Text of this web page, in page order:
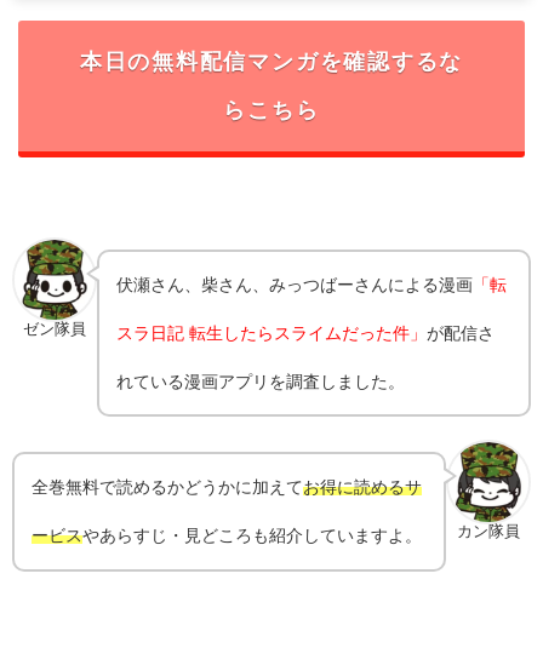
本日の無料配信マンガを確認するな
らこちら
ゼン隊員
伏瀬さん、柴さん、みっつばーさんによる漫画 「転
スラ日記 転生したらスライムだった件」が配信さ
れている漫画アプリを調査しました。
カン隊員
全巻無料で読めるかどうかに加えてお得に読めるサ
ービスやあらすじ・見どころも紹介していますよ。